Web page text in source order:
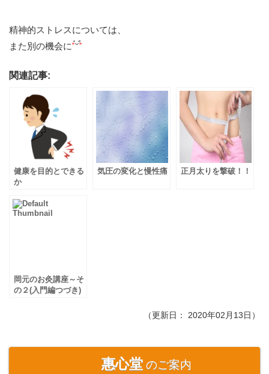
精神的ストレスについては、
また別の機会に
関連記事:
健康を目的とできる
か
気圧の変化と慢性痛 正月太りを撃破！！
岡元のお灸講座～そ
の２(入門編つづき)
（更新日： 2020年02月13日 ）
惠心堂 のご案内